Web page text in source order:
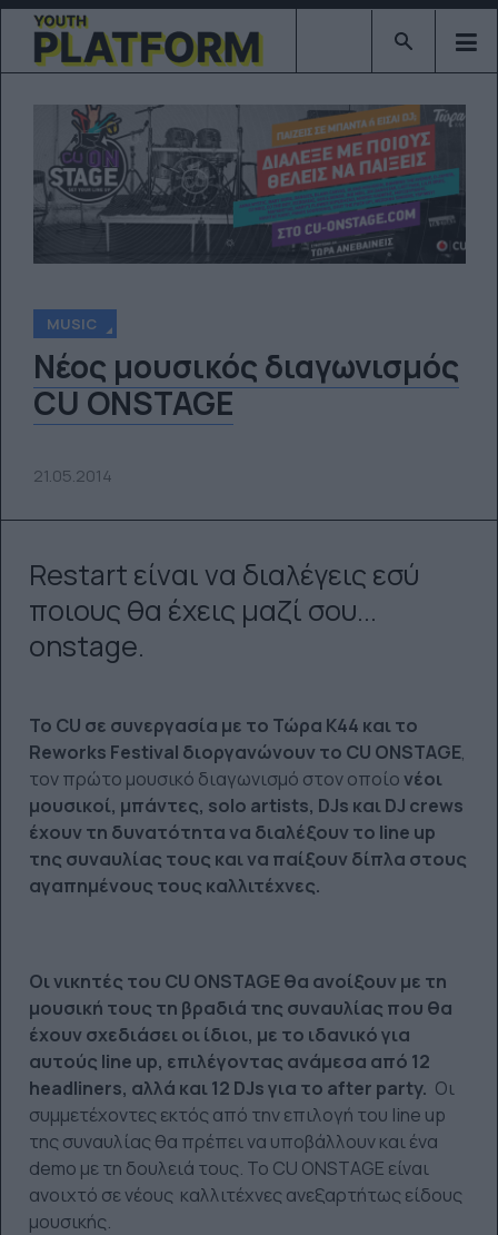
Type 2 or
MUSIC
Νέος μουσικός διαγωνισμός
CU ONSTAGE
21.05.2014
Restart είναι να διαλέγεις εσύ
ποιους θα έχεις μαζί σου...
onstage.
Το CU σε συνεργασία με το Τώρα Κ44 και το
Reworks Festival διοργανώνουν το CU ONSTAGE,
τον πρώτο μουσικό διαγωνισμό στον οποίονέοι
μουσικοί, μπάντες, solo artists, DJs και DJ crews
έχουν τη δυνατότητα να διαλέξουν το line up
της συναυλίας τους και να παίξουν δίπλα στους
αγαπημένους τους καλλιτέχνες.
Οι νικητές του CU ONSTAGE θα ανοίξουν με τη
μουσική τους τη βραδιά της συναυλίας που θα
έχουν σχεδιάσει οι ίδιοι, με το ιδανικό για
αυτούς line up, επιλέγοντας ανάμεσα από 12
headliners, αλλά και 12 DJs για το after party. Οι
συμμετέχοντες εκτός από την επιλογή του line up
της συναυλίας θα πρέπει να υποβάλλουν και ένα
demo με τη δουλειά τους. Το CU ONSTAGE είναι
ανοιχτό σε νέους καλλιτέχνες ανεξαρτήτως είδους
μουσικής.